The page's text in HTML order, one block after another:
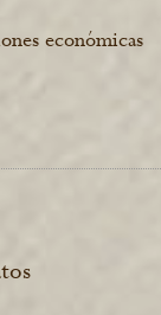
económicas